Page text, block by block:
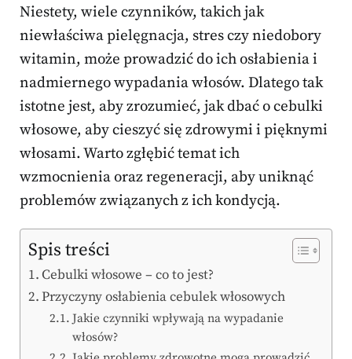
Niestety, wiele czynników, takich jak
niewłaściwa pielęgnacja, stres czy niedobory
witamin, może prowadzić do ich osłabienia i
nadmiernego wypadania włosów. Dlatego tak
istotne jest, aby zrozumieć, jak dbać o cebulki
włosowe, aby cieszyć się zdrowymi i pięknymi
włosami. Warto zgłębić temat ich
wzmocnienia oraz regeneracji, aby uniknąć
problemów związanych z ich kondycją.
Spis treści
Cebulki włosowe – co to jest?
Przyczyny osłabienia cebulek włosowych
Jakie czynniki wpływają na wypadanie
włosów?